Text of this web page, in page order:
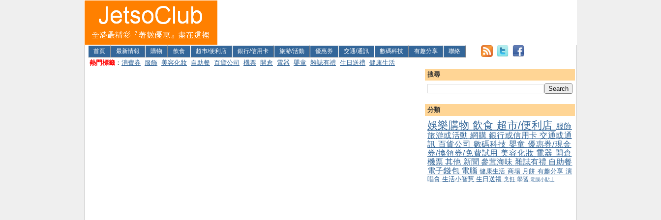
首頁 最新情報 購物 飲食 超市/便利店 銀行/信用卡 旅游/活動 優惠券 交通/通訊 數碼科技 有趣分享 聯絡
熱門標籤 ： 消費券 服飾 美容化妝 自助餐 百貨公司 機票 開倉 電器 嬰童 雜誌有禮 生日送禮 健康生活
搜尋
分類
娛樂購物 飲食 超市/便利店 服飾
旅游或活動 網購 銀行或信用卡 交通或通
訊 百貨公司 數碼科技 嬰童 優惠券/現金
券/換領券/免費試用 美容化妝 電器 開倉
機票其他 新聞參茸海味 雜誌有禮 自助餐
電子錢包 電腦 健康生活 商場 月餅 有趣分享 演
唱會 生活小智慧 生日送禮 烹飪 學習 電腦小貼士